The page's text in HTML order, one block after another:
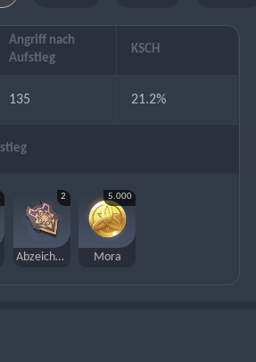
Angriff nach
Aufstieg
KSCH
135 21.2%
2
Abzeichen für neue Rekruten
5.000
Mora